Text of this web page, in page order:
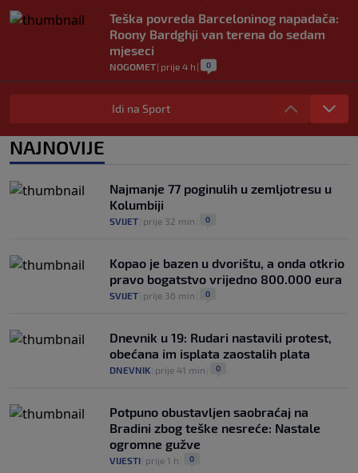
Teška povreda Barceloninog napadača:
Roony Bardghji van terena do sedam
mjeseci
NOGOMET| prije 4 h | 0
Slab start bh.plivača na EP: Predzadnje i
57. mjesto na otvaranju
Idi na Sport
NAJNOVIJE
Najmanje 77 poginulih u zemljotresu u
Kolumbiji
SVIJET prije 32 min 0
Kopao je bazen u dvorištu, a onda otkrio
pravo bogatstvo vrijedno 800.000 eura
SVIJET prije 36 min 0
Dnevnik u 19: Rudari nastavili protest,
obećana im isplata zaostalih plata
DNEVNIK prije 41 min 0
Potpuno obustavljen saobraćaj na
Bradini zbog teške nesreće: Nastale
ogromne gužve
VIJESTI prije 1 h 0